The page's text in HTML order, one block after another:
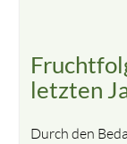
letzten
Durch den